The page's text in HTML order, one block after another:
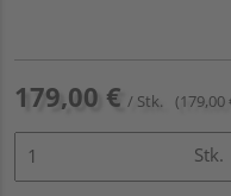
179,00 € / Stk. (179,00
Stk.